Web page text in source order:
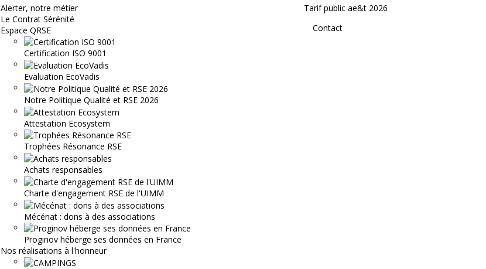
Alerter, notre métier
Le Contrat Sérénité
Espace QRSE
Certification ISO 9001
Evaluation EcoVadis
Notre Politique Qualité et RSE 2026
Attestation Ecosystem
Trophées Résonance RSE
Achats responsables
Charte d'engagement RSE de l'UIMM
Mécénat : dons à des associations
Proginov héberge ses données en France
Nos réalisations à l'honneur
Tarif public ae&t 2026
Contact